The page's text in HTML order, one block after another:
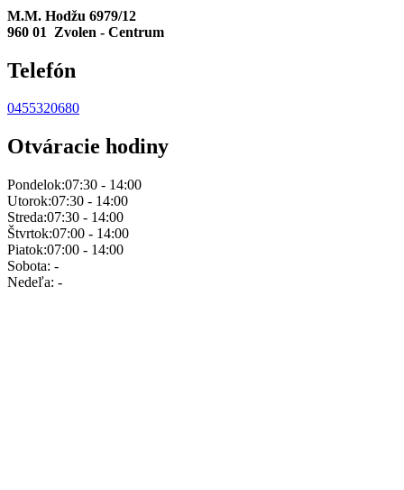
M.M. Hodžu 6979/12
960 01 Zvolen - Centrum
Telefón
0455320680
Otváracie hodiny
Pondelok:07:30 - 14:00
Utorok:07:30 - 14:00
Streda:07:30 - 14:00
Štvrtok:07:00 - 14:00
Piatok:07:00 - 14:00
Sobota: -
Nedeľa: -